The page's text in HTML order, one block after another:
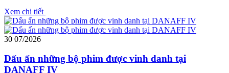
Xem chi tiết
30 07/2026
Dấu ấn những bộ phim được vinh danh tại
DANAFF IV